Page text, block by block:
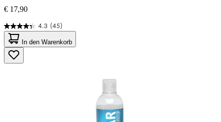
€ 17,90
4.3 (45)
4.3
von
5
Sternen.
45
In den Warenkorb